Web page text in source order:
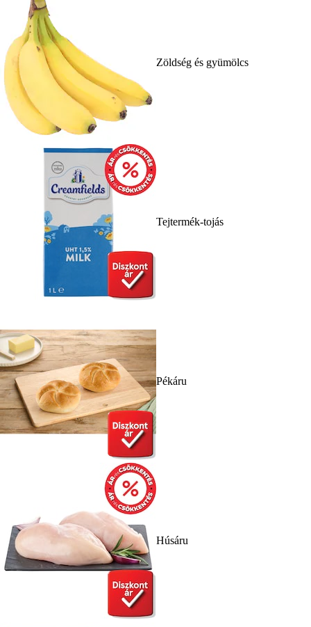
Zöldség és gyümölcs
Tejtermék-tojás
Pékáru
Húsáru